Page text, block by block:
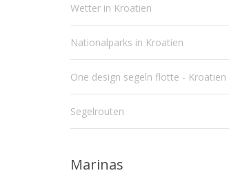
Wetter in Kroatien
Nationalparks in Kroatien
One design segeln flotte - Kroatien
Segelrouten
Marinas